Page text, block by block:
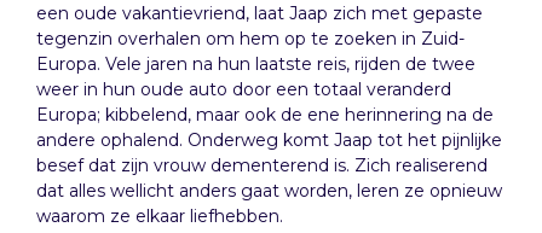
een oude vakantievriend, laat Jaap zich met gepaste
tegenzin overhalen om hem op te zoeken in Zuid-
Europa. Vele jaren na hun laatste reis, rijden de twee
weer in hun oude auto door een totaal veranderd
Europa; kibbelend, maar ook de ene herinnering na de
andere ophalend. Onderweg komt Jaap tot het pijnlijke
besef dat zijn vrouw dementerend is. Zich realiserend
dat alles wellicht anders gaat worden, leren ze opnieuw
waarom ze elkaar liefhebben.